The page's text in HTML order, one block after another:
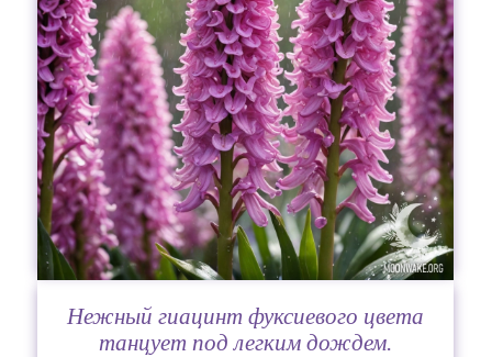
Нежный гиацинт фуксиевого цвета
танцует под легким дождем.